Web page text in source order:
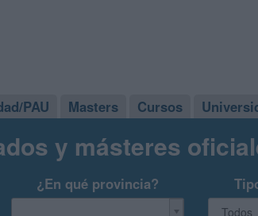
PAU Masters Cursos
y másteres
¿En qué provincia?